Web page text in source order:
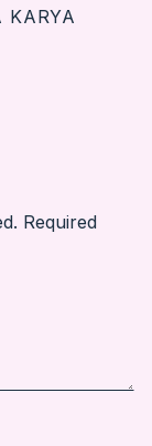
KARYA
Required